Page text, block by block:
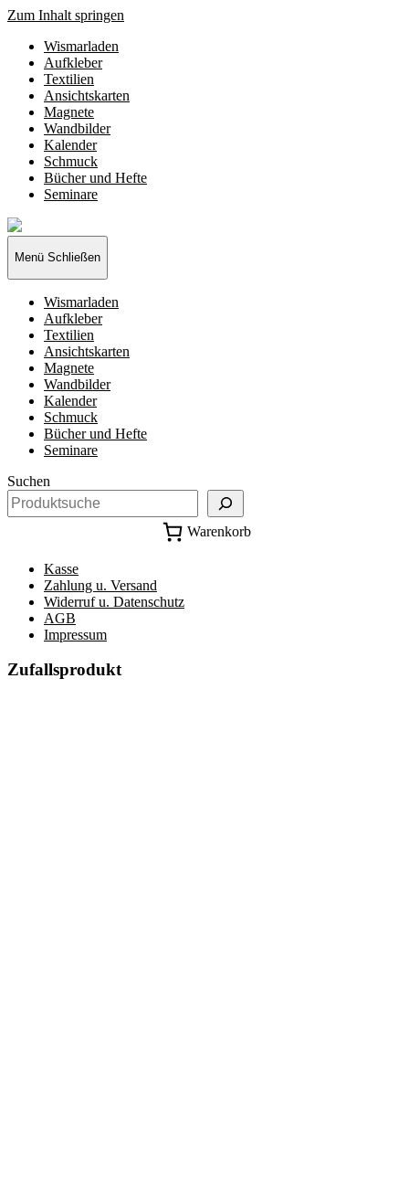
Zum Inhalt springen
Wismarladen
Aufkleber
Textilien
Ansichtskarten
Magnete
Wandbilder
Kalender
Schmuck
Bücher und Hefte
Seminare
Wismarladen
-
deine
Produzentengemeinschaft
Menü Schließen
Wismarladen
Aufkleber
Textilien
Ansichtskarten
Magnete
Wandbilder
Kalender
Schmuck
Bücher und Hefte
Seminare
Suchen
Warenkorb
Kasse
Zahlung u. Versand
Widerruf u. Datenschutz
AGB
Impressum
Zufallsprodukt